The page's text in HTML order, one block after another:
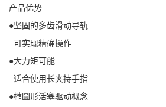
产品优势
●坚固的多齿滑动导轨
可实现精确操作
●大力矩可能
适合使用长夹持手指
●椭圆形活塞驱动概念